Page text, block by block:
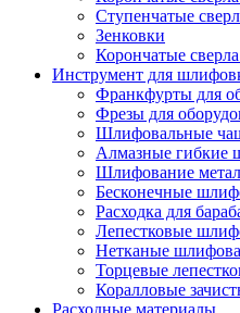
Ступенчатые
Зенковки
Корончатые
Инструмент для
Франкфурты для
Фрезы для
Шлифовальные
Алмазные гибкие
Шлифование
Бесконечные
Расходка для
Лепестковые
Нетканые
Торцевые
Коралловые
Расходные материалы